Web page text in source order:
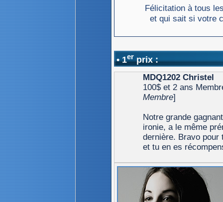
Félicitation à tous
et qui sait si votre
• 1erprix :
MDQ1202 Christel
100$ et 2 ans
Membre]
Notre grande
ironie, a le même
dernière. Bravo pour
et tu en es